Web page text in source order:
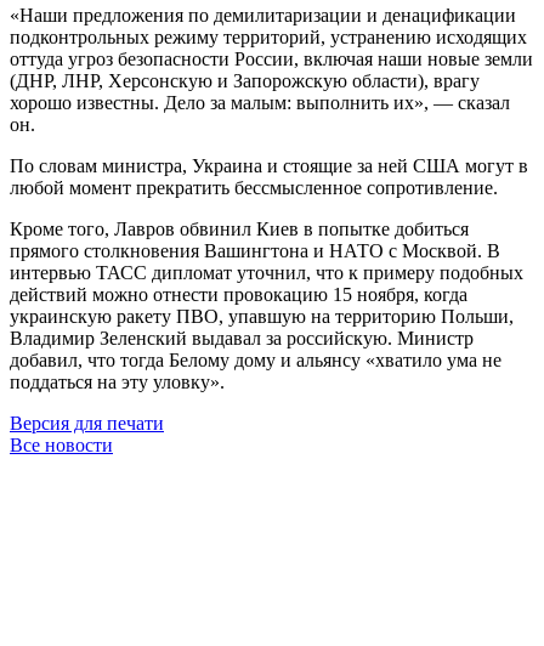
«Наши предложения по демилитаризации и денацификации
подконтрольных режиму территорий, устранению исходящих
оттуда угроз безопасности России, включая наши новые земли
(ДНР, ЛНР, Херсонскую и Запорожскую области), врагу
хорошо известны. Дело за малым: выполнить их», — сказал
он.
По словам министра, Украина и стоящие за ней США могут в
любой момент прекратить бессмысленное сопротивление.
Кроме того, Лавров обвинил Киев в попытке добиться
прямого столкновения Вашингтона и НАТО с Москвой. В
интервью ТАСС дипломат уточнил, что к примеру подобных
действий можно отнести провокацию 15 ноября, когда
украинскую ракету ПВО, упавшую на территорию Польши,
Владимир Зеленский выдавал за российскую. Министр
добавил, что тогда Белому дому и альянсу «хватило ума не
поддаться на эту уловку».
Версия для печати
Все новости